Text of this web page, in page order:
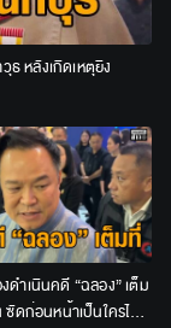
หลังเกิดเหตุยิง
ดำเนินคดี “ฉลอง” เต็ม
ซัดก่อนหน้าเป็นใครไม่